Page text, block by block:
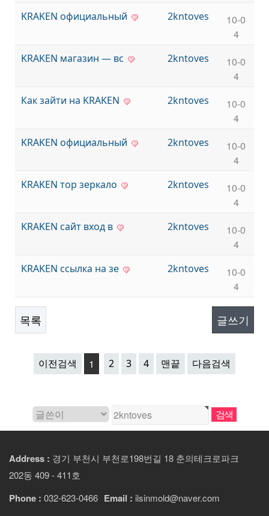
KRAKEN официальный 2kntoves
10-0
4
KRAKEN магазин — вс 2kntoves
10-0
4
Как зайти на KRAKEN 2kntoves
10-0
4
KRAKEN официальный 2kntoves
10-0
4
KRAKEN тор зеркало 2kntoves
10-0
4
KRAKEN сайт вход в 2kntoves
10-0
4
KRAKEN ссылка на зе 2kntoves
10-0
4
목록 글쓰기
이전검색 1 2 3 4 맨끝 다음검색
Address : 경기 부천시 부천로198번길 18 춘의테크로파크
202동 409 - 411호
Phone : 032-623-0466 Email : ilsinmold@naver.com